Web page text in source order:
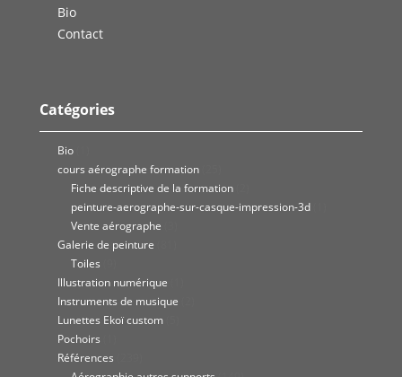
Bio
Contact
Catégories
Bio
cours aérographe formation
Fiche descriptive de la formation
peinture-aerographe-sur-casque-impression-3d
Vente aérographe
Galerie de peinture
Toiles
Illustration numérique
Instruments de musique
Lunettes Ekoï custom
Pochoirs
Références